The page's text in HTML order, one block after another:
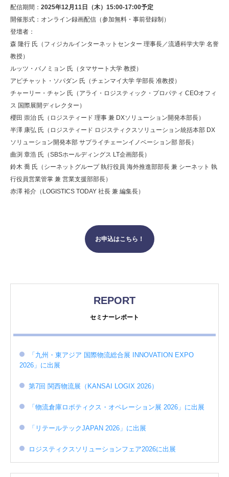
配信期間： 2025年12月11日（木）15:00-17:00予定
開催形式：オンライン録画配信（参加無料・事前登録制）
登壇者：
森 隆行 氏（フィジカルインターネットセンター 理事長／流通科学大学 名誉
教授）
ルッツ・バノミョン 氏（タマサート大学 教授）
アピチャット・ソパダン 氏（チェンマイ大学 学部長 准教授）
チャーリー・チャン 氏（アライ・ロジスティック・プロパティ CEOオフィ
ス 国際展開ディレクター）
櫻田 崇治 氏（ロジスティード 理事 兼 DXソリューション開発本部長）
半澤 康弘 氏（ロジスティード ロジスティクスソリューション統括本部 DX
ソリューション開発本部 サプライチェーンイノベーション部 部長）
曲渕 章浩 氏（SBSホールディングス LT企画部長）
鈴木 喬 氏（シーネットグループ 執行役員 海外推進部部長 兼 シーネット 執
行役員営業管掌 兼 営業支援部部長）
赤澤 裕介（LOGISTICS TODAY 社長 兼 編集長）
お申込はこちら！
REPORT
セミナーレポート
「九州・東アジア 国際物流総合展 INNOVATION EXPO
2026」に出展
第7回 関西物流展（KANSAI LOGIX 2026）
「物流倉庫ロボティクス・オペレーション展 2026」に出展
「リテールテックJAPAN 2026」に出展
ロジスティクスソリューションフェア2026に出展